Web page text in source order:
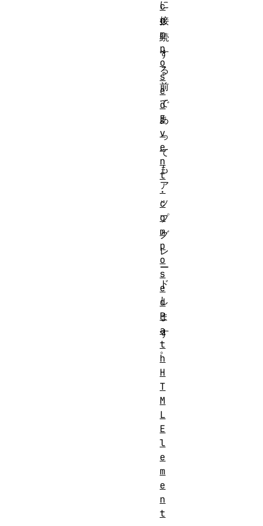
に
接
続
す
る
前
で
あ
っ
て
も
ア
ッ
プ
グ
レ
ー
ド
し
ま
す
。
c
o
m
p
o
s
e
d
E
v
e
n
t
.
c
o
m
p
o
s
e
d
P
a
t
h
H
T
M
L
E
l
e
m
e
n
t